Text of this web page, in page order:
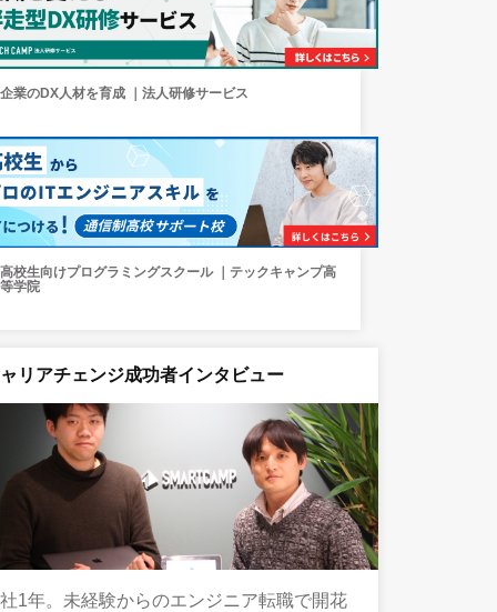
企業のDX人材を育成 ｜法人研修サービス
高校生向けプログラミングスクール ｜テックキャンプ高
等学院
リアチェンジ成功者インタビュー
1年。未経験からのエンジニア転職で開花